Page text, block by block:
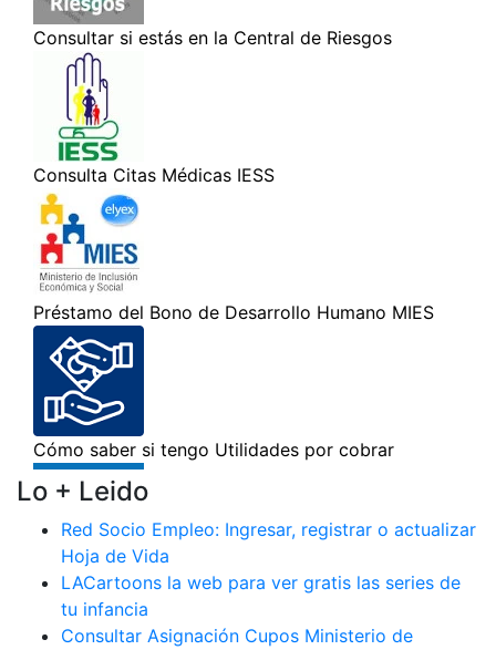
Lo + Leido
Red Socio Empleo: Ingresar, registrar o actualizar
Hoja de Vida
LACartoons la web para ver gratis las series de
tu infancia
Consultar Asignación Cupos Ministerio de